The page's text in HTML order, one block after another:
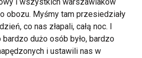
obozu. Myśmy tam przesiedziały
co nas złapali, całą noc. I
bardzo dużo osób było, bardzo
i ustawili nas w